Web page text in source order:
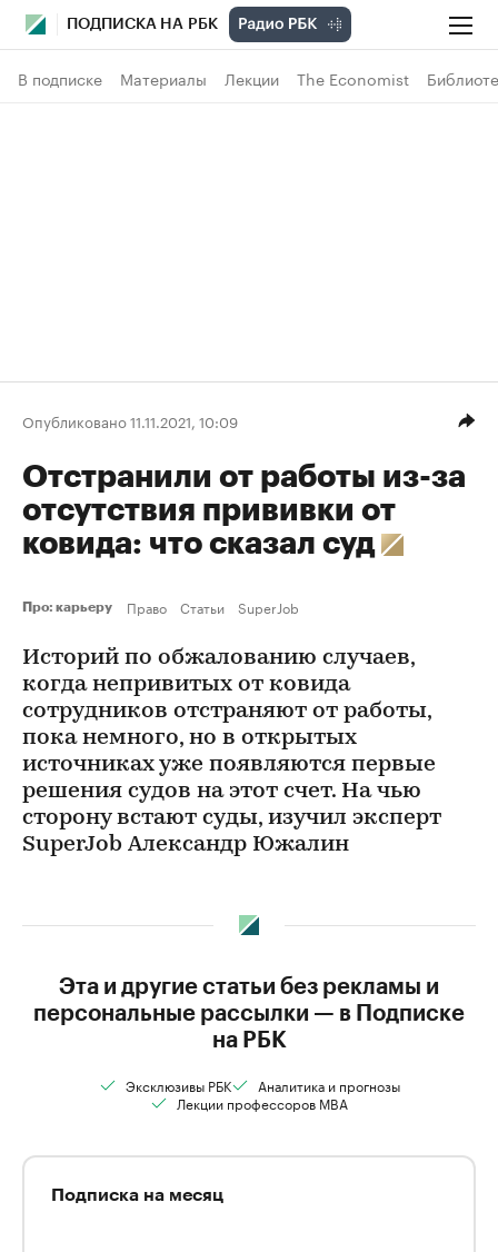
ПОДПИСКА НА РБК
В подписке Материалы Лекции The Economist
Опубликовано 11.11.2021, 10:09
Отстранили от работы из-за
отсутствия прививки от
ковида: что сказал суд
Про: карьеру Право Статьи SuperJob
Историй по обжалованию случаев,
когда непривитых от ковида
сотрудников отстраняют от работы,
пока немного, но в открытых
источниках уже появляются первые
решения судов на этот счет. На чью
сторону встают суды, изучил эксперт
SuperJob Александр Южалин
Эта и другие статьи без рекламы и
персональные рассылки — в Подписке
на РБК
Эксклюзивы РБК
Аналитика и прогнозы
Лекции профессоров MBA
Подписка на месяц